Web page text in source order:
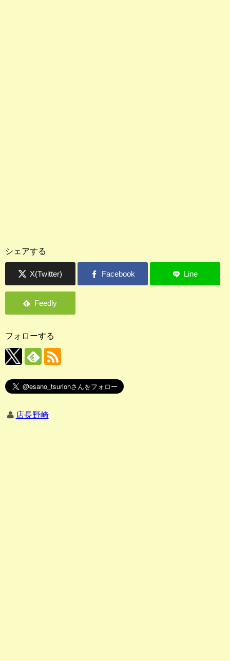
シェアする
フォローする
店長野崎